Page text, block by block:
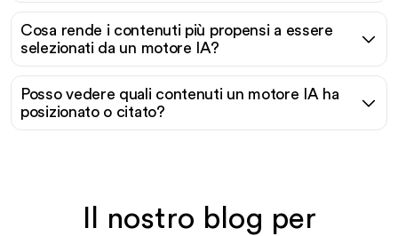
Cosa rende i contenuti più propensi a essere
selezionati da un motore IA?
Posso vedere quali contenuti un motore IA ha
posizionato o citato?
Il nostro blog per